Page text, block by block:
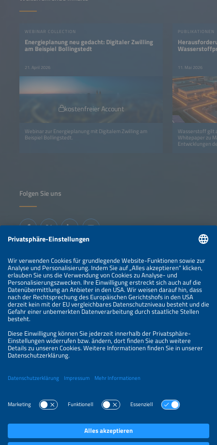
WEBINAR COLLECTION
Energieplanung neu gedacht: Digitaler Zwilling
am Beispiel Bollingstedt
21. April 2026
kostenfreier Account
Webinar zur Energieplanung mit Digitalem Zwilling am
Beispiel Bollingstedt.
PUBLIKATIONEN
11. Mai 2026
Wasserstoff gilt
Whitepaper zu
Entwicklungen
Folgen Sie uns
Informationen
IMPRESSUM
KONTAKT
ÜBER UNS
VERANSTALTER
PREISÜBERSICHT
DATENSCHUTZERKLÄRUNG